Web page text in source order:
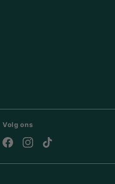
Volg ons
FacebookInstagram